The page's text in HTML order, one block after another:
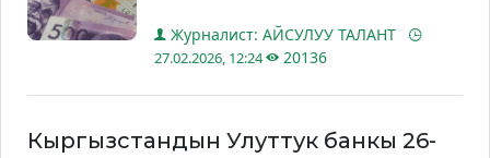
Журналист: АЙСУЛУУ ТАЛАНТ
27.02.2026, 12:24 20136
Кыргызстандын Улуттук банкы 26-